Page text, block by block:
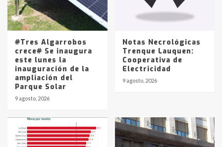
5
Los precios de los combustibles en
La Pampa, desde YPF hasta Axion
entre 857 a 1338 pesos
#Tres Algarrobos
crece# Se inaugura
este lunes la
inauguración de la
ampliación del
Parque Solar
9 agosto, 2026
Notas Necrológicas
Trenque Lauquen:
Cooperativa de
Electricidad
9 agosto, 2026